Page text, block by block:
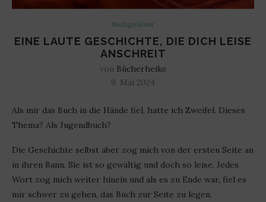
Buchgeflüster
EINE LAUTE GESCHICHTE, DIE DICH LEISE
ANSCHREIT
von Bücherheike
9. Mai 2024
Als mir das Buch in die Hände fiel, hatte ich Zweifel. Dieses
Thema? Als Jugendbuch?
Die Geschichte selbst aber zog mich von der ersten Seite an
in ihren Bann. Sie ist so gewaltig und doch so leise. Jedes
Wort zog mich weiter hinein und als es zu Ende war, fiel es
mir schwer zu gehen, das Buch zur Seite zu legen.